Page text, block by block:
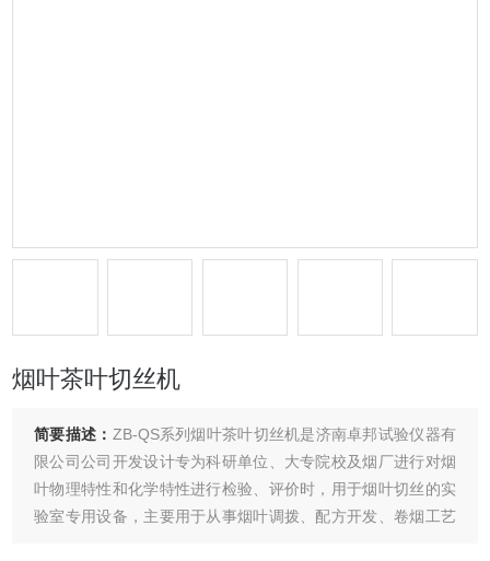
烟叶茶叶切丝机
简要描述： ZB-QS系列烟叶茶叶切丝机是济南卓邦试验仪器有
限公司公司开发设计专为科研单位、大专院校及烟厂进行对烟
叶物理特性和化学特性进行检验、评价时，用于烟叶切丝的实
验室专用设备，主要用于从事烟叶调拨、配方开发、卷烟工艺